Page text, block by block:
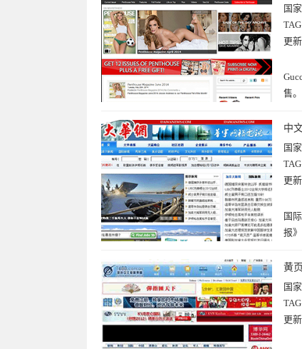
玻利维亚(1)
所罗门群岛(1) 马
喀麦隆(1)
突尼斯(1) 索马里(1)
利比里亚(1)
佛得角(1) 莱索托(1)
肯尼亚(1)
北马里亚纳群岛(1)
津巴布韦(1)
冈比亚(1)
沙特阿拉伯(1)
阿塞拜疆(1) 安
克罗地亚(1)
斯洛文尼亚(1) 立
拉脱维亚(1)
马尔代夫(1) 孟加
巴拿马(1)
洪都拉斯(1) 美属维
梵蒂冈(1)
安提瓜和巴布达(1)
斯里兰卡(1)
尼泊尔(1) 乌兹别
国家
TAG
更新
售
中
国家
TAG
更新
国
报
黄页
国家
TAG
更新